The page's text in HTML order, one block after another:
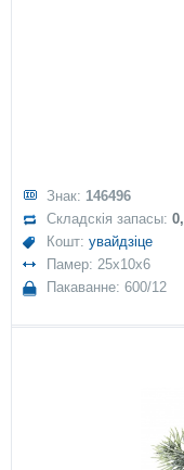
Знак: 146496
Складскія запасы:0,
Кошт:увайдзіце
Памер: 25x10x6
Пакаванне: 600/12